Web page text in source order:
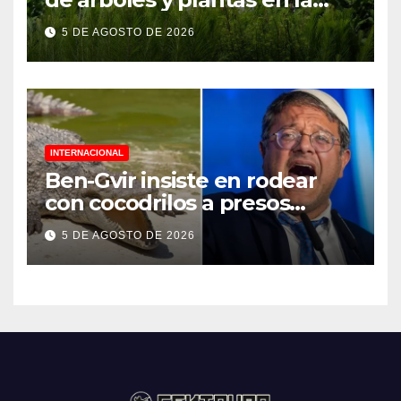
Jornada Nacional de
Reforestación 2026
5 DE AGOSTO DE 2026
INTERNACIONAL
Ben-Gvir insiste en rodear
con cocodrilos a presos
palestinos
5 DE AGOSTO DE 2026